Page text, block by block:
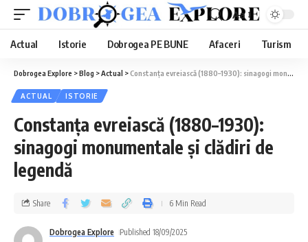
Aa
Actual Istorie Dobrogea PE BUNE Afaceri Turism
Dobrogea Explore >Blog >Actual >Constanța evreiască (1880–1930): sinagogi monumentale și clădiri de legendă
ACTUAL ISTORIE
Constanța evreiască (1880–1930):
sinagogi monumentale și clădiri de
legendă
Dobrogea Explore Published 18/09/2025
Share 6 Min Read